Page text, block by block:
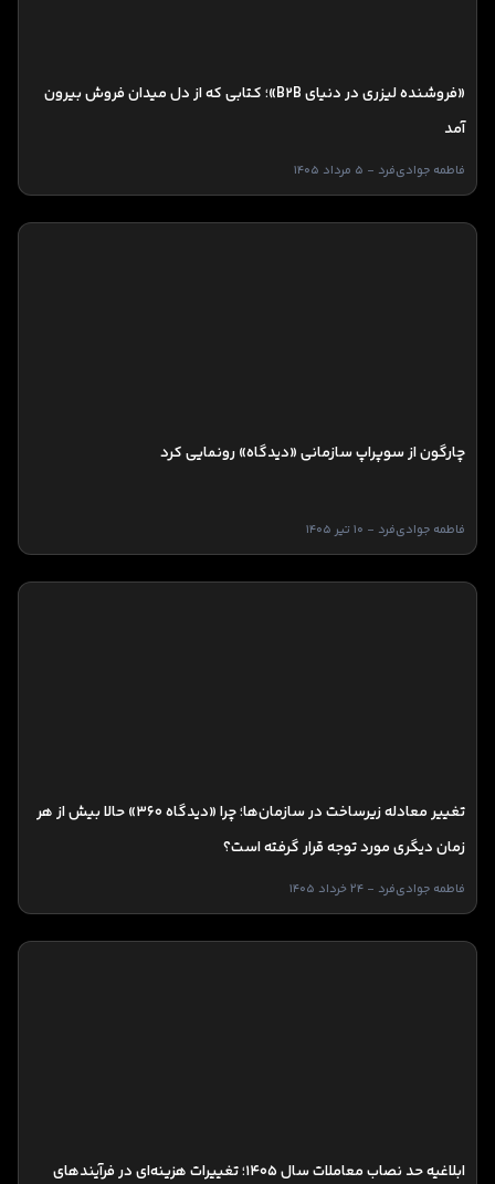
«فروشنده لیزری در دنیای B2B»؛ کتابی که از دل میدان فروش بیرون
آمد
فاطمه جوادی‌فرد - 5 مرداد 1405
چارگون از سوپراپ سازمانی «دیدگاه» رونمایی کرد
فاطمه جوادی‌فرد - 10 تیر 1405
تغییر معادله زیرساخت در سازمان‌ها؛ چرا «دیدگاه ۳۶۰» حالا بیش از هر
زمان دیگری مورد توجه قرار گرفته است؟
فاطمه جوادی‌فرد - 24 خرداد 1405
ابلاغیه حد نصاب معاملات سال ۱۴۰۵؛ تغییرات هزینه‌ای در فرآیندهای